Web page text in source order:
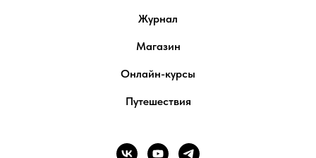
Журнал
Магазин
Онлайн-курсы
Путешествия